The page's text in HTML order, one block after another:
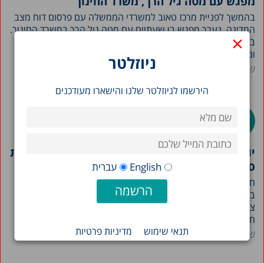
×
ניוזלטר
הירשמו לניוזלטר שלנו והישארו מעודכנים
English עברית
תנאי שימוש מדיניות פרטיות
בהמשך לפניית מרכז טאוב למשרדי הממשלה עם פרסום דוח מצב
המדינה, נערך מפגש בן שעתיים עם מטה גיל הרך במשרד החינוך.
במפגש השתתפו ד"ר שרית סילברמן, חוקרת בכירה במרכז טאוב,
ונחום בלס, ראש תכנית מדיניות החינוך של המרכז…
שם החוקר/ת
יוזמת הגיל הרך הציגה בפני ועדת החינוך בכנסת את
סקר TALIS
חוקרת יוזמת הגיל הרך של מרכז טאוב, דנה וקנין גנאל, השתתפה
בוועדת החינוך בכנסת בהשתתפות ח"כ פנינה תמנו שטה, ראש
צוות לידה עד 6 בהנהגת ההורים, יו"ר הנהגת ההורית תל אביב,
ח"כ נעמה לזימי, אורנה פז, ראש מחלקת…
שם החוקר/ת